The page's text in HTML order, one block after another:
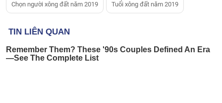
Chọn người xông đất năm 2019 Tuổi xông đất năm 2019